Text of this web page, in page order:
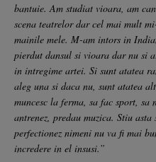
bantuie. Am studiat vioara, am
scena teatrelor dar cel mai mult
mainile mele. M-am intors in
pierdut dansul si vioara dar nu si
in intregime artei. Si sunt atatea
aleg una si daca nu, sunt atatea
muncesc la ferma, sa fac sport, sa
antrenez, predau muzica. Stiu
perfectionez nimeni nu va fi mai
incredere in el insusi.”